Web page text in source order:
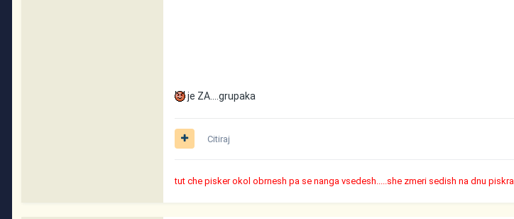
je ZA....grupaka
Citiraj
tut che pisker okol obrnesh pa se nanga vsedesh.....she zmeri sedish na dnu piskra